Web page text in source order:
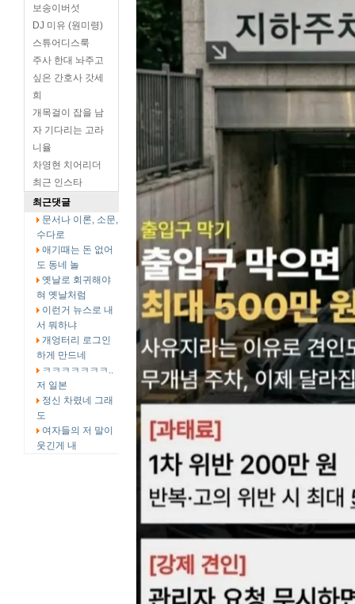
보송이버섯
DJ 미유 (원미령)
스튜어디스룩
주사 한대 놔주고
싶은 간호사 갓세
희
개목걸이 잡을 남
자 기다리는 고라
니율
차영현 치어리더
최근 인스타
최근댓글
문서나 이론, 소문,
수다로
애기때는 돈 없어
도 동네 놀
옛날로 회귀해야
혀 옛날처럼
이런거 뉴스로 내
서 뭐하냐
개엉터리 로그인
하게 만드네
ㅋㅋㅋㅋㅋㅋㅋ..
저 일본
정신 차렸네 그래
도
여자들의 저 말이
웃긴게 내